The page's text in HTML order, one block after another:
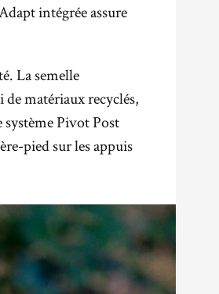
intégrée assure
La semelle
matériaux recyclés,
Pivot Post
pied sur les appuis